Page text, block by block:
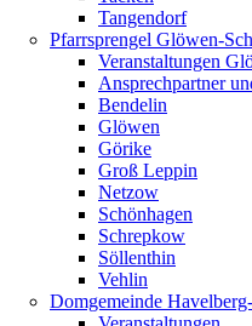
Tangendorf
Pfarrsprengel Glöwen-
Veranstaltungen
Ansprechpartner
Bendelin
Glöwen
Görike
Groß Leppin
Netzow
Schönhagen
Schrepkow
Söllenthin
Vehlin
Domgemeinde